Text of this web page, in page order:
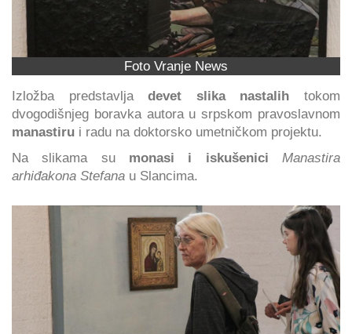
Foto Vranje News
Izložba predstavljadevet slika nastalih tokom
dvogodišnjeg boravka autora u srpskom pravoslavnom
manastiru i radu na doktorsko umetničkom projektu.
Na slikama su monasi i iskušenici Manastira
arhiđakona Stefana u Slancima.